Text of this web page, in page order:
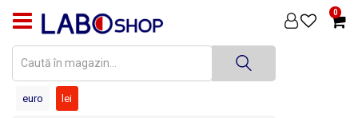
0
PRODUSE
DENTARĂ
euro lei